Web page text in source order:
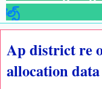
Ap district re
allocation data